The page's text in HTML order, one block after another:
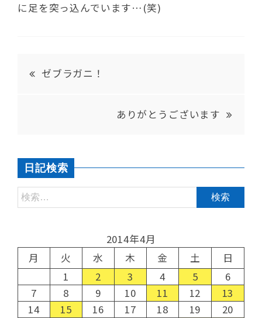
に足を突っ込んでいます…(笑)
ゼブラガニ！
ありがとうございます
日記検索
2014年4月
月
火 水 木 金 土
日
1
2 3 4 5
6
7
8 9 10 11 12
13
14
15 16 17 18 19
20